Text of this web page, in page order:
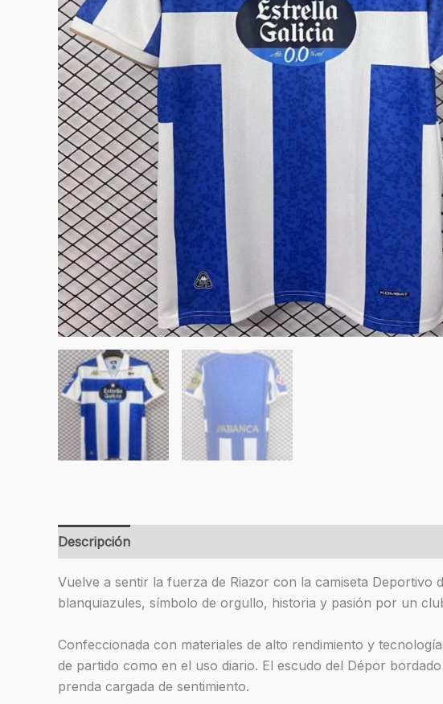
Descripción
Vuelve a sentir la fuerza de Riazor con la camiseta Deportivo
blanquiazules, símbolo de orgullo, historia y pasión por un
Confeccionada con materiales de alto rendimiento y
de partido como en el uso diario. El escudo del Dépor
prenda cargada de sentimiento.